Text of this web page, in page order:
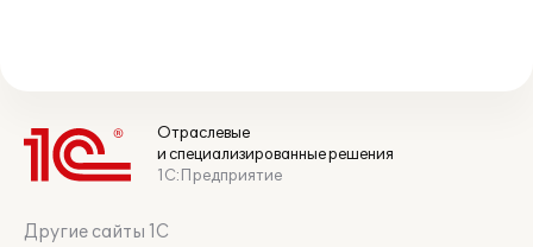
Отраслевые
и специализированные решения
1С:Предприятие
Другие сайты 1С